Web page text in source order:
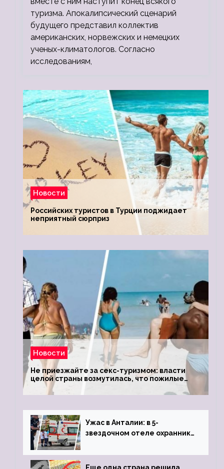
туризма. Апокалипсический сценарий
будущего представил коллектив
американских, норвежских и немецких
ученых-климатологов. Согласно
исследованиям,
Новости
Российских туристов в Турции поджидает
неприятный сюрприз
Новости
Не приезжайте за секс-туризмом: власти
целой страны возмутилась, что пожилые
туристки массово едут к ним, чтобы
обзавестись молодыми любовниками
Ужас в Анталии: в 5-
звездочном отеле охранник
пистолета